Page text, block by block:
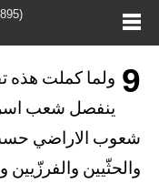
9 ولما كملت هذه
ينفصل شعب
شعوب الاراضي حسب
والحثّيين والفرزّيين